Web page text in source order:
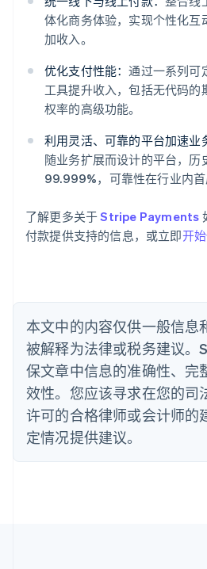
体化商务体验，实现个性化互
加收入。
优化支付性能：通过一系列可
工具提升收入，包括无代码的
权率的高级功能。
利用灵活、可靠的平台加速业
随业务扩展而设计的平台，历
99.999%，可靠性在行业内首
了解更多关于Stripe Payments
付款提供支持的信息，或立即开
本文中的内容仅供一般信息
被解释为法律或税务建议。
保文章中信息的准确性、完
效性。您应该寻求在您的司
许可的合格律师或会计师的
定情况提供建议。
阿联酋
爱尔兰
English
爱沙尼亚
English
奥地利
DeutschEnglish
澳大利亚
English
Português English
保加利亚
English
丹麦
English
德国
DeutschEnglish
法国
FrançaisEnglish
芬兰
EnglishSvenska